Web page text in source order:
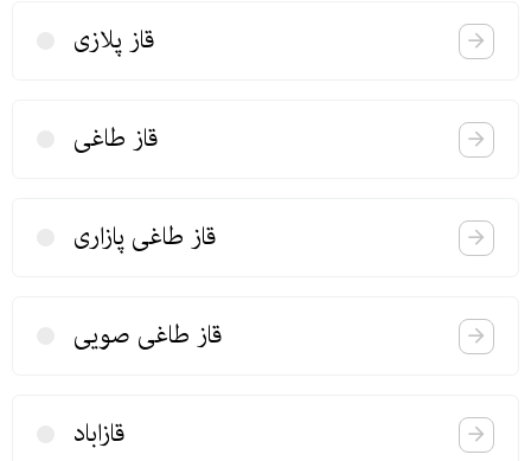
قاز پلازی
قاز طاغی
قاز طاغی پازاری
قاز طاغی صویی
قازاباد